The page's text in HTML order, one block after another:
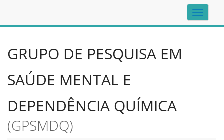
Top
GRUPO DE PESQUISA EM
SAÚDE MENTAL E
DEPENDÊNCIA QUÍMICA
(GPSMDQ)